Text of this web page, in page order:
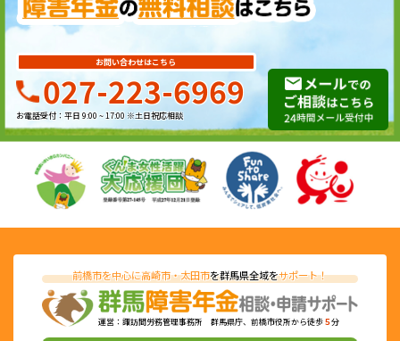
お問い合わせはこちら
027-223-6969
お電話受付：平日 9:00 ~ 17:00 ※土日祝応相談
前橋市を中心に高崎市・太田市を群馬県全域をサポート！
運営：諏訪間労務管理事務所 群馬県庁、前橋市役所から徒歩５分